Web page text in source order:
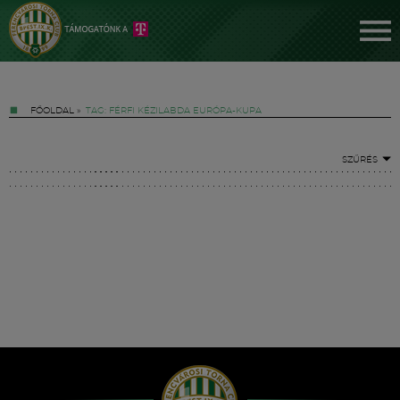
FŐOLDAL » TAG: FÉRFI KÉZILABDA EURÓPA-KUPA
SZŰRÉS
Hírek